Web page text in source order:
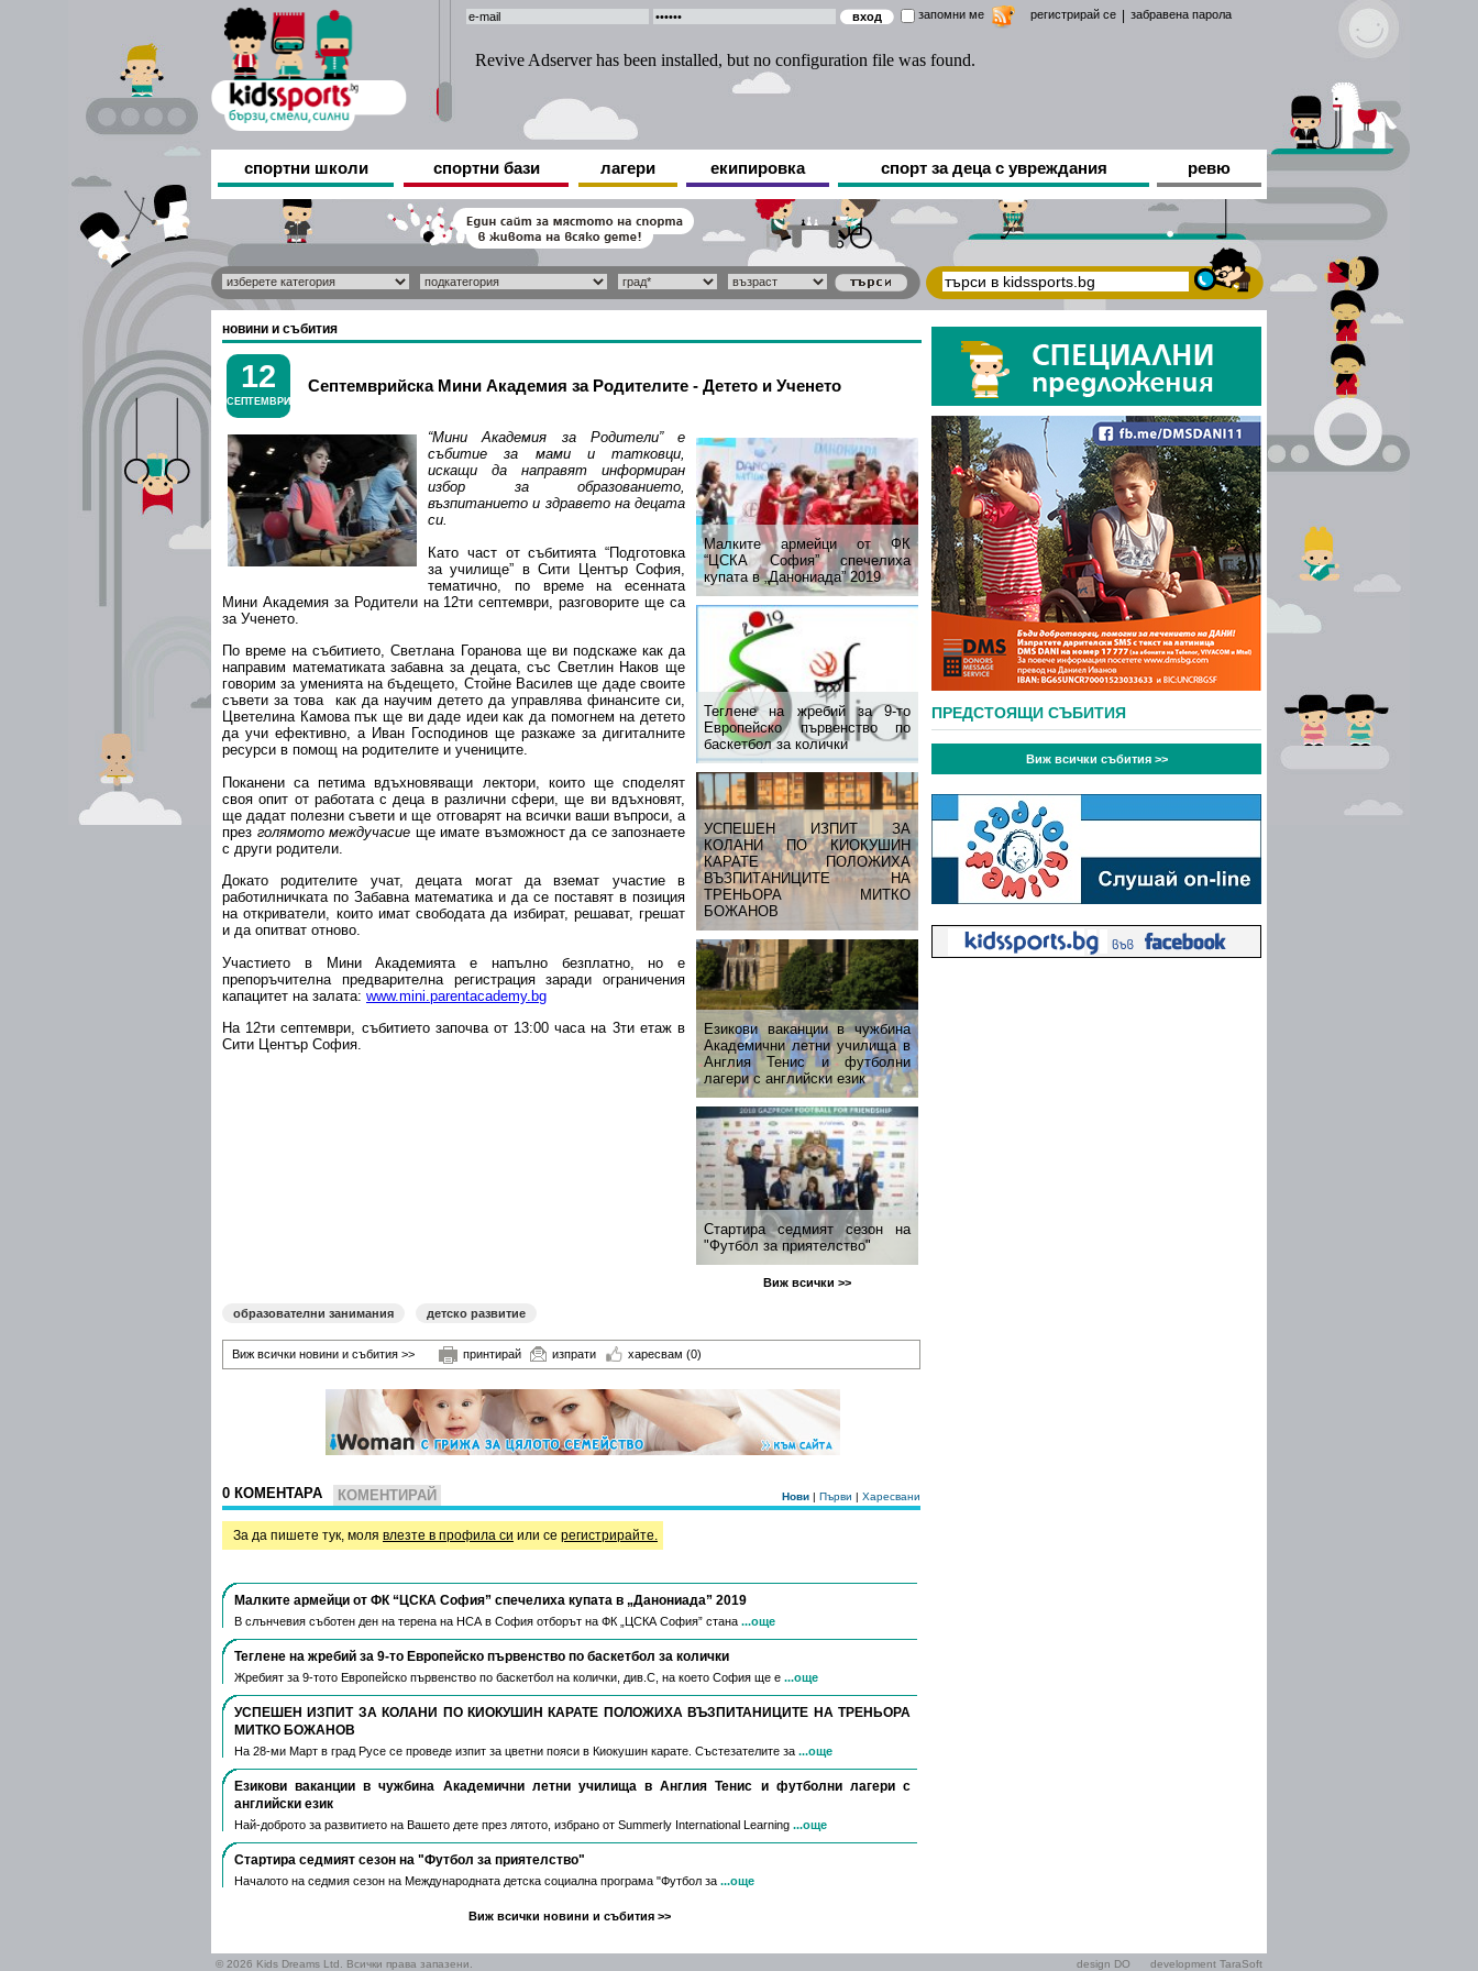
запомни ме регистрирай се забравена парола
спортни школи спортни бази лагери екипировка спорт за деца с увреждания ревю
новини и събития
12
СЕПТЕМВРИ
Септемврийска Мини Академия за Родителите - Детето и Ученето
Малките армейци от ФК
“ЦСКА София” спечелиха
купата в „Данониада” 2019
Теглене на жребий за 9-то
Европейско първенство по
баскетбол за колички
УСПЕШЕН ИЗПИТ ЗА
КОЛАНИ ПО КИОКУШИН
КАРАТЕ ПОЛОЖИХА
ВЪЗПИТАНИЦИТЕ НА
ТРЕНЬОРА МИТКО
БОЖАНОВ
Езикови ваканции​ в чужбина
Академични летни училища в
Англия Тенис и футболни
лагери с английски език
Стартира седмият сезон на
"Футбол за приятелство"
Виж всички >>
“Мини Академия за Родители” е
събитие за мами и татковци,
искащи да направят информиран
избор за образованието,
възпитанието и здравето на децата
си.
Като част от събитията “Подготовка
за училище” в Сити Център София,
тематично, по време на есенната
Мини Академия за Родители на 12ти септември, разговорите ще са
за Ученето.
По време на събитието, Светлана Горанова ще ви подскаже как да
направим математиката забавна за децата, със Светлин Наков ще
говорим за уменията на бъдещето, Стойне Василев ще даде своите
съвети за това как да научим детето да управлява финансите си,
Цветелина Камова пък ще ви даде идеи как да помогнем на детето
да учи ефективно, а Иван Господинов ще разкаже за дигиталните
ресурси в помощ на родителите и учениците.
Поканени са петима вдъхновяващи лектори, които ще споделят
своя опит от работата с деца в различни сфери, ще ви вдъхновят,
ще дадат полезни съвети и ще отговарят на всички ваши въпроси, а
през голямото междучасие ще имате възможност да се запознаете
с други родители.
Докато родителите учат, децата могат да вземат участие в
работилничката по Забавна математика и да се поставят в позиция
на откриватели, които имат свободата да избират, решават, грешат
и да опитват отново.
Участието в Мини Академията е напълно безплатно, но е
препоръчителна предварителна регистрация заради ограничения
капацитет на залата: www.mini.parentacademy.bg
На 12ти септември, събитието започва от 13:00 часа на 3ти етаж в
Сити Център София.
образователни занимания детско развитие
Виж всички новини и събития >> принтирай изпрати харесвам (0)
0 КОМЕНТАРА КОМЕНТИРАЙ Нови | Първи | Харесвани
За да пишете тук, моля влезте в профила си или се регистрирайте.
Малките армейци от ФК “ЦСКА София” спечелиха купата в „Данониада” 2019
В слънчевия съботен ден на терена на НСА в София отборът на ФК „ЦСКА София” стана ...още
Теглене на жребий за 9-то Европейско първенство по баскетбол за колички
Жребият за 9-тото Европейско първенство по баскетбол на колички, див.С, на което София ще е ...още
УСПЕШЕН ИЗПИТ ЗА КОЛАНИ ПО КИОКУШИН КАРАТЕ ПОЛОЖИХА ВЪЗПИТАНИЦИТЕ НА ТРЕНЬОРА
МИТКО БОЖАНОВ
На 28-ми Март в град Русе се проведе изпит за цветни пояси в Киокушин карате. Състезателите за ...още
Езикови ваканции​ в чужбина Академични летни училища в Англия Тенис и футболни лагери с
английски език
Най-доброто за развитието на Вашето дете през лятото, избрано от Summerly International Learning ...още
Стартира седмият сезон на "Футбол за приятелство"
Началото на седмия сезон на Международната детска социална програма "Футбол за ...още
Виж всички новини и събития >>
ПРЕДСТОЯЩИ СЪБИТИЯ
Виж всички събития >>
© 2026 Kids Dreams Ltd. Всички права запазени. design DO development TaraSoft